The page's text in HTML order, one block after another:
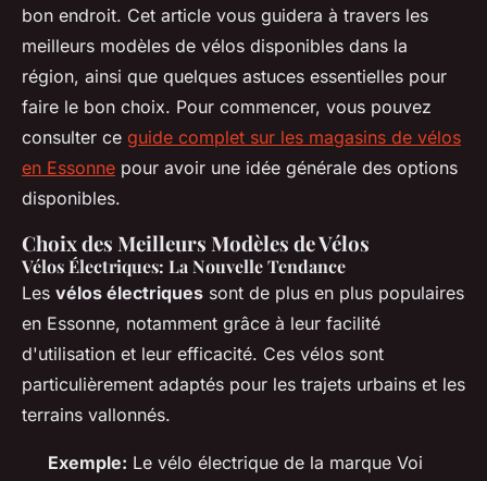
bon endroit. Cet article vous guidera à travers les
meilleurs modèles de vélos disponibles dans la
région, ainsi que quelques astuces essentielles pour
faire le bon choix. Pour commencer, vous pouvez
consulter ce guide complet sur les magasins de vélos
en Essonne pour avoir une idée générale des options
disponibles.
Choix des Meilleurs Modèles de Vélos
Vélos Électriques: La Nouvelle Tendance
Les vélos électriques sont de plus en plus populaires
en Essonne, notamment grâce à leur facilité
d'utilisation et leur efficacité. Ces vélos sont
particulièrement adaptés pour les trajets urbains et les
terrains vallonnés.
Exemple: Le vélo électrique de la marque Voi